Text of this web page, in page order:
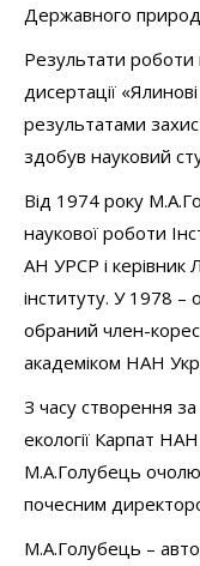
Державного
Результати роботи
дисертації
результатами
здобув науковий
Від 1974 року
наукової роботи
АН УРСР і керівник
інституту. У 1978
обраний член-
академіком НАН
З часу створення за
екології Карпат
М.А.Голубець
почесним
М.А.Голубець –